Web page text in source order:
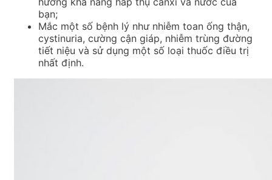
bạn;
Mắc một số bệnh lý như nhiễm toan ống thận,
cystinuria, cường cận giáp, nhiễm trùng đường
tiết niệu và sử dụng một số loại thuốc điều trị
nhất định.